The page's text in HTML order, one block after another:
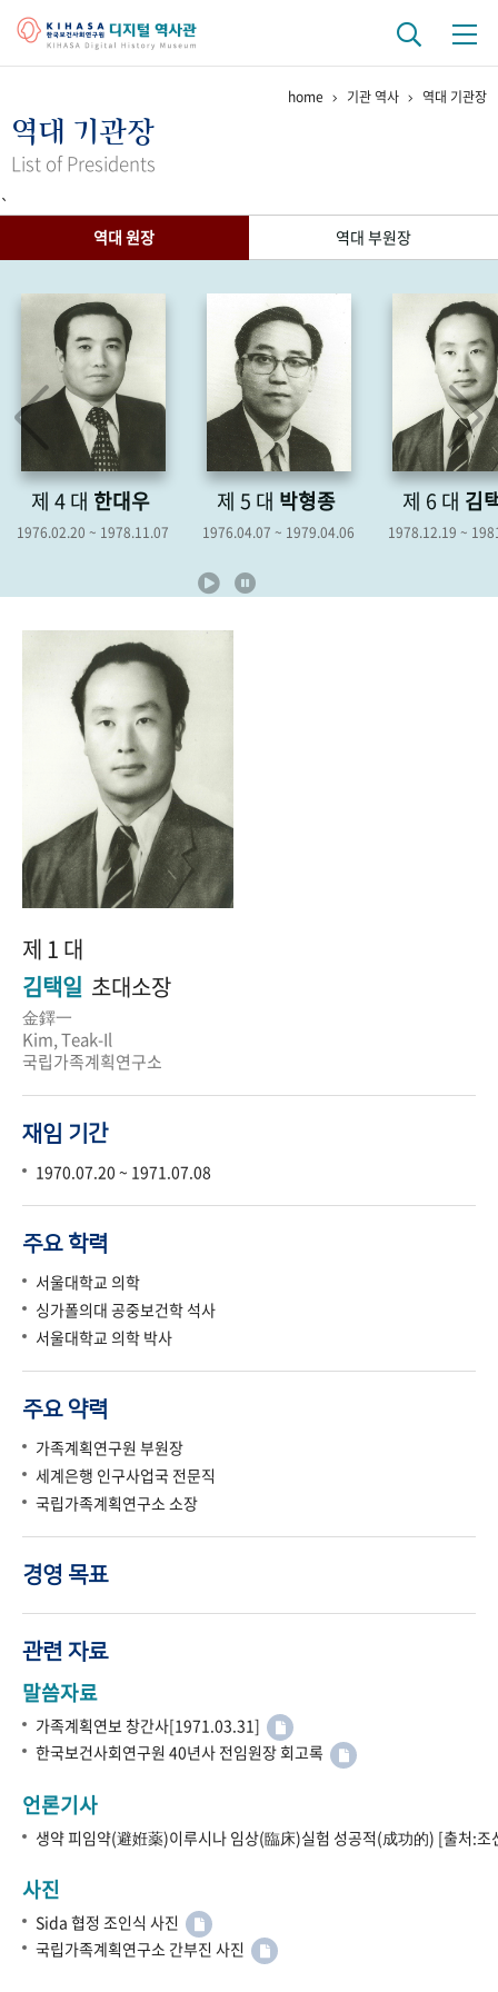
걸어온 길 기관 변천사
연구 역사
정책과 연구 키워드로 보는 연구 역사
연구자들
기록물 아카이브
사진 아카이브 문서 기록물 행정박물
50+1주년 기념
성과 50선 숫자로 보는 50년 50 +1주년 광장
세계와 함께 한 KIHASA
home 기관 역사 역대 기관장
역대 기관장
List of Presidents
`
역대 원장
역대 부원장
제 4 대 한대우
1976.02.20 ~ 1978.11.07
제 5 대 박형종
1976.04.07 ~ 1979.04.06
제 6 대 김
1978.12.19 ~
제 1 대
김택일 초대소장
金鐸一
Kim, Teak-Il
국립가족계획연구소
재임 기간
1970.07.20 ~ 1971.07.08
주요 학력
서울대학교 의학
싱가폴의대 공중보건학 석사
서울대학교 의학 박사
주요 약력
가족계획연구원 부원장
세계은행 인구사업국 전문직
국립가족계획연구소 소장
경영 목표
관련 자료
말씀자료
가족계획연보 창간사[1971.03.31]
한국보건사회연구원 40년사 전임원장 회고록
언론기사
생약 피임약(避姙薬)이루시나 임상(臨床)실험 성공적(成功的) [출처:
사진
Sida 협정 조인식 사진
국립가족계획연구소 간부진 사진